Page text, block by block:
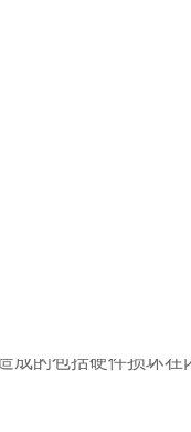
伴们务必看一下
再可用。但依旧可
成的包括硬件损坏在